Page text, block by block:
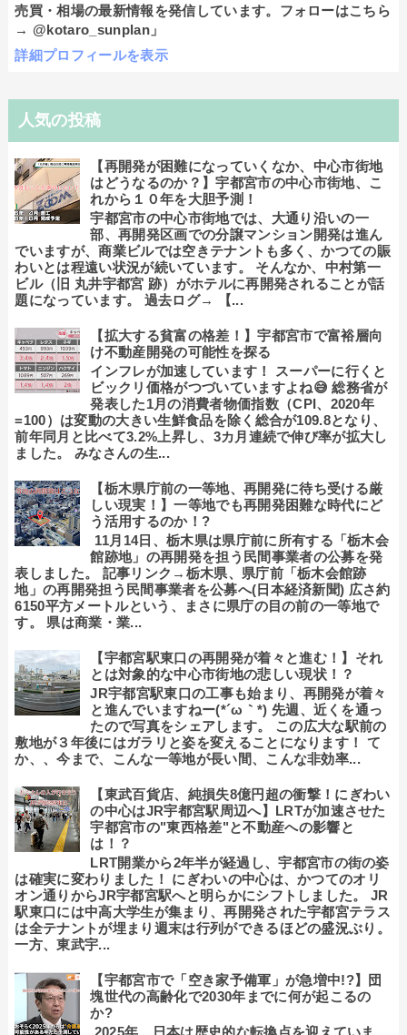
売買・相場の最新情報を発信しています。フォローはこちら
→ @kotaro_sunplan」
詳細プロフィールを表示
人気の投稿
【再開発が困難になっていくなか、中心市街地
はどうなるのか？】宇都宮市の中心市街地、こ
れから１０年を大胆予測！
宇都宮市の中心市街地では、大通り沿いの一
部、再開発区画での分譲マンション開発は進ん
でいますが、商業ビルでは空きテナントも多く、かつての賑
わいとは程遠い状況が続いています。 そんなか、中村第一
ビル（旧 丸井宇都宮 跡）がホテルに再開発されることが話
題になっています。 過去ログ→ 【...
【拡大する貧富の格差！】宇都宮市で富裕層向
け不動産開発の可能性を探る
インフレが加速しています！ スーパーに行くと
ビックリ価格がつづいていますよね😅 総務省が
発表した1月の消費者物価指数（CPI、2020年
=100）は変動の大きい生鮮食品を除く総合が109.8となり、
前年同月と比べて3.2%上昇し、3カ月連続で伸び率が拡大し
ました。 みなさんの生...
【栃木県庁前の一等地、再開発に待ち受ける厳
しい現実！】一等地でも再開発困難な時代にど
う活用するのか！?
11月14日、栃木県は県庁前に所有する「栃木会
館跡地」の再開発を担う民間事業者の公募を発
表しました。 記事リンク→栃木県、県庁前「栃木会館跡
地」の再開発担う民間事業者を公募へ(日本経済新聞) 広さ約
6150平方メートルという、まさに県庁の目の前の一等地で
す。 県は商業・業...
【宇都宮駅東口の再開発が着々と進む！】それ
とは対象的な中心市街地の悲しい現状！？
JR宇都宮駅東口の工事も始まり、再開発が着々
と進んでいますねー(*´ω｀*) 先週、近くを通っ
たので写真をシェアします。 この広大な駅前の
敷地が３年後にはガラリと姿を変えることになります！ て
か、、今まで、こんな一等地が長い間、こんな非効率...
【東武百貨店、純損失8億円超の衝撃！にぎわい
の中心はJR宇都宮駅周辺へ】LRTが加速させた
宇都宮市の"東西格差"と不動産への影響と
は！？
LRT開業から2年半が経過し、宇都宮市の街の姿
は確実に変わりました！ にぎわいの中心は、かつてのオリ
オン通りからJR宇都宮駅へと明らかにシフトしました。 JR
駅東口には中高大学生が集まり、再開発された宇都宮テラス
は全テナントが埋まり週末は行列ができるほどの盛況ぶり。
一方、東武宇...
【宇都宮市で「空き家予備軍」が急増中!?】団
塊世代の高齢化で2030年までに何が起こるの
か?
2025年、日本は歴史的な転換点を迎えていま